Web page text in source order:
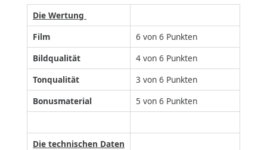
Die Wertung
Film
6 von 6 Punkten
Bildqualität
4 von 6 Punkten
Tonqualität
3 von 6 Punkten
Bonusmaterial
5 von 6 Punkten
Die technischen Daten